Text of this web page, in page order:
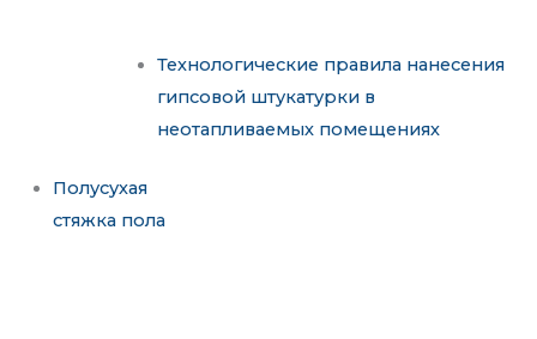
Технологические правила нанесения
гипсовой штукатурки в
неотапливаемых помещениях
Полусухая
стяжка пола